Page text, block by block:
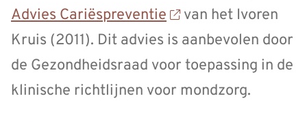
Advies Cariëspreventie
van het Ivoren
Kruis (2011). Dit advies is aanbevolen door
de Gezondheidsraad voor toepassing in de
klinische richtlijnen voor mondzorg.